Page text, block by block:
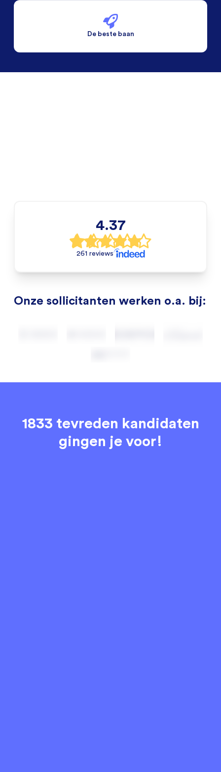
De beste baan
4.37
261 reviews
Onze sollicitanten werken o.a. bij:
1833 tevreden kandidaten
gingen je voor!